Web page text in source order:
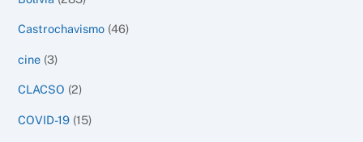
Castrochavismo (46)
cine (3)
CLACSO (2)
COVID-19 (15)